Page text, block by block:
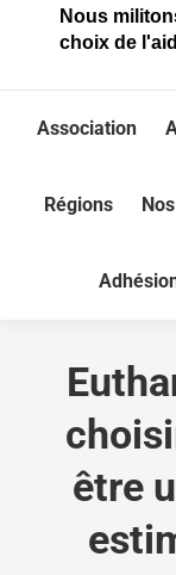
Nous
choix de
Association
Régions
être